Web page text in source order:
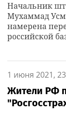
Начальник
Мухаммад
намерена
российской
1 июня 2021,
Жители РФ